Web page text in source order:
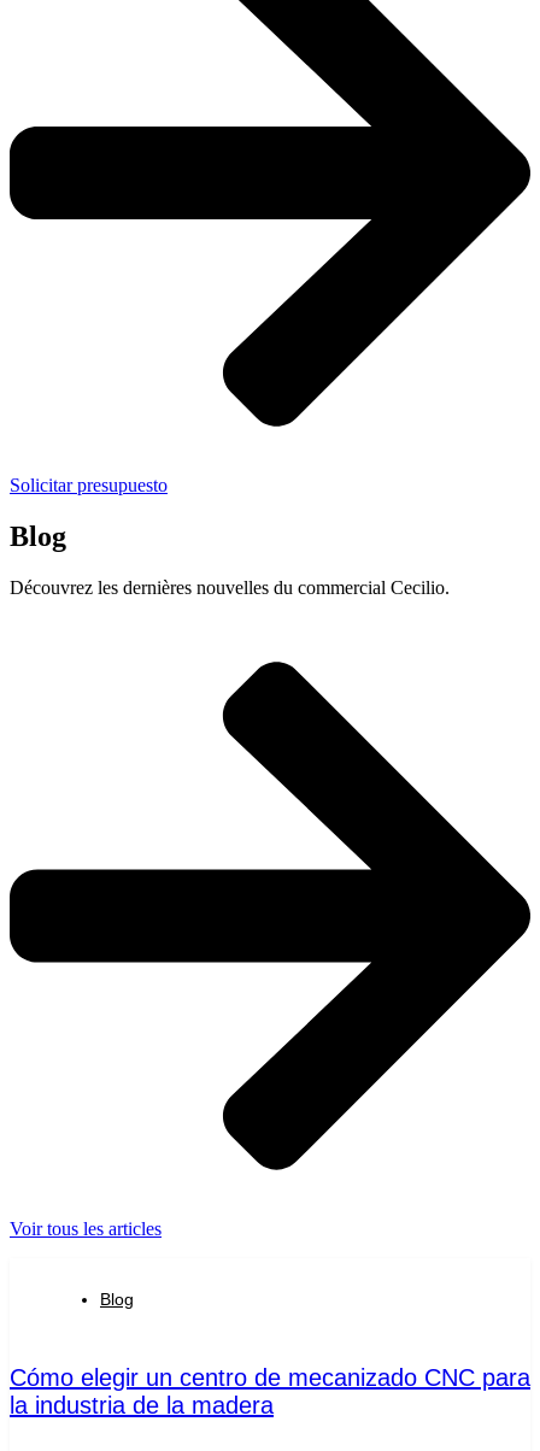
Solicitar presupuesto
Blog
Découvrez les dernières nouvelles du commercial Cecilio.
Voir tous les articles
Blog
Cómo elegir un centro de mecanizado CNC para
la industria de la madera